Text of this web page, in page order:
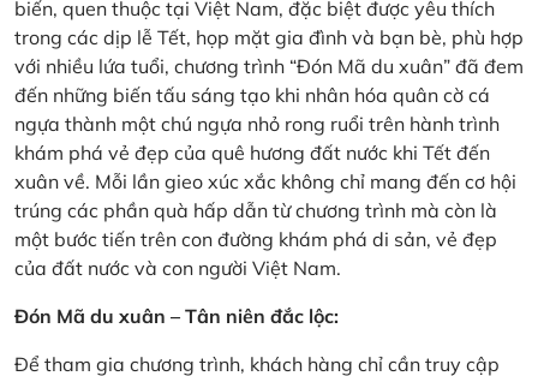
biến, quen thuộc tại Việt Nam, đặc biệt được yêu thích
trong các dịp lễ Tết, họp mặt gia đình và bạn bè, phù hợp
với nhiều lứa tuổi, chương trình “Đón Mã du xuân” đã đem
đến những biến tấu sáng tạo khi nhân hóa quân cờ cá
ngựa thành một chú ngựa nhỏ rong ruổi trên hành trình
khám phá vẻ đẹp của quê hương đất nước khi Tết đến
xuân về. Mỗi lần gieo xúc xắc không chỉ mang đến cơ hội
trúng các phần quà hấp dẫn từ chương trình mà còn là
một bước tiến trên con đường khám phá di sản, vẻ đẹp
của đất nước và con người Việt Nam.
Đón Mã du xuân – Tân niên đắc lộc:
Để tham gia chương trình, khách hàng chỉ cần truy cập